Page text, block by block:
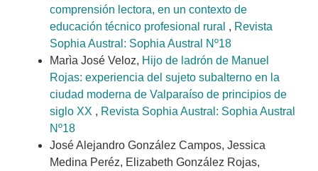
comprensión lectora, en un contexto de
educación técnico profesional rural , Revista
Sophia Austral: Sophia Austral Nº18
Marìa José Veloz, Hijo de ladrón de Manuel
Rojas: experiencia del sujeto subalterno en la
ciudad moderna de Valparaíso de principios de
siglo XX , Revista Sophia Austral: Sophia Austral
Nº18
José Alejandro González Campos, Jessica
Medina Peréz, Elizabeth González Rojas,